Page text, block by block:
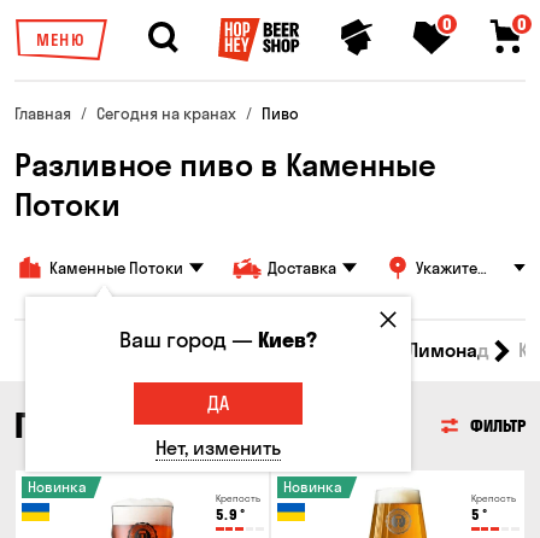
МЕНЮ
0 0
Главная Сегодня на кранах Пиво
Разливное пиво в Каменные
Потоки
Каменные Потоки Доставка
Укажите
Все товары Пиво Сидр Лимонад
ПИВО ФИЛЬТР
Крепость
5.9 °
Новинка
Крепость
5 °
Новинка
Ваш город —Киев?
ДА
Нет, изменить